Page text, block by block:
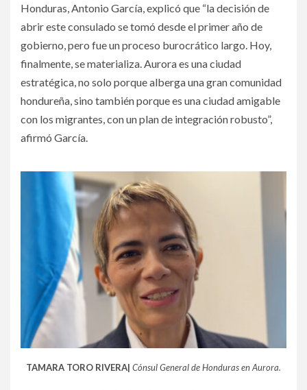
Honduras, Antonio García, explicó que “la decisión de
abrir este consulado se tomó desde el primer año de
gobierno, pero fue un proceso burocrático largo. Hoy,
finalmente, se materializa. Aurora es una ciudad
estratégica, no solo porque alberga una gran comunidad
hondureña, sino también porque es una ciudad amigable
con los migrantes, con un plan de integración robusto”,
afirmó García.
TAMARA TORO RIVERA| Cónsul General de Honduras en Aurora.